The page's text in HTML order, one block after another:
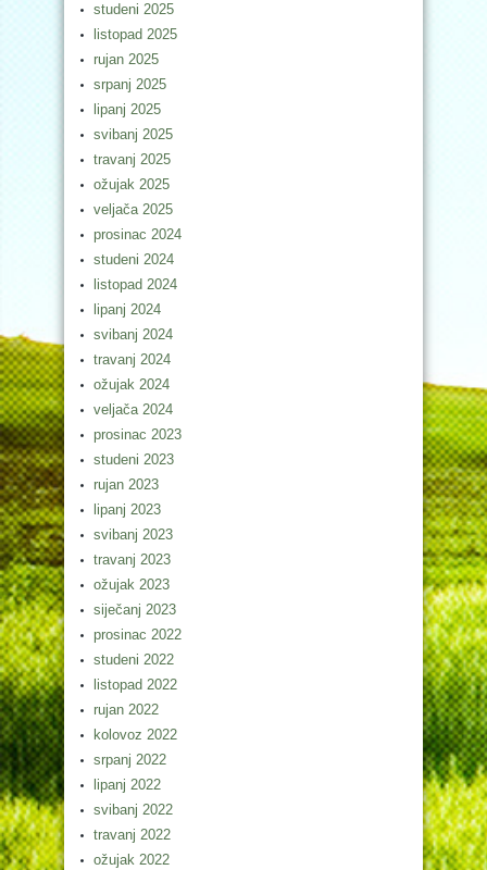
studeni 2025
listopad 2025
rujan 2025
srpanj 2025
lipanj 2025
svibanj 2025
travanj 2025
ožujak 2025
veljača 2025
prosinac 2024
studeni 2024
listopad 2024
lipanj 2024
svibanj 2024
travanj 2024
ožujak 2024
veljača 2024
prosinac 2023
studeni 2023
rujan 2023
lipanj 2023
svibanj 2023
travanj 2023
ožujak 2023
siječanj 2023
prosinac 2022
studeni 2022
listopad 2022
rujan 2022
kolovoz 2022
srpanj 2022
lipanj 2022
svibanj 2022
travanj 2022
ožujak 2022